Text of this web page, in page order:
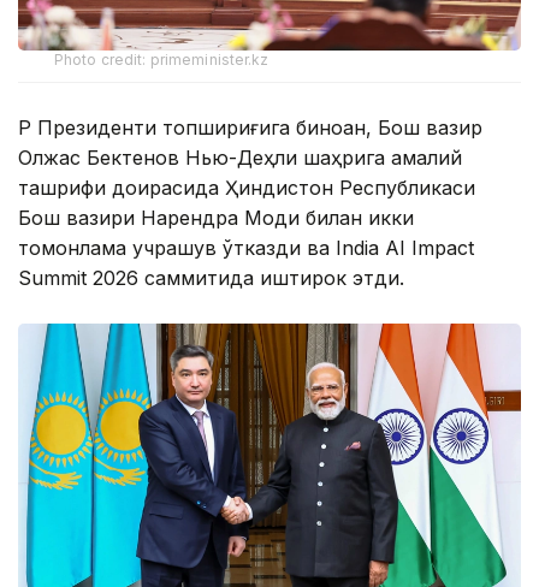
Photo credit: primeminister.kz
ҚР Президенти топшириғига биноан, Бош вазир
Олжас Бектенов Нью-Деҳли шаҳрига амалий
ташрифи доирасида Ҳиндистон Республикаси
Бош вазири Нарендра Моди билан икки
томонлама учрашув ўтказди ва India AI Impact
Summit 2026 саммитида иштирок этди.